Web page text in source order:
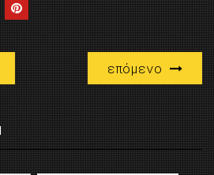
επόμενο